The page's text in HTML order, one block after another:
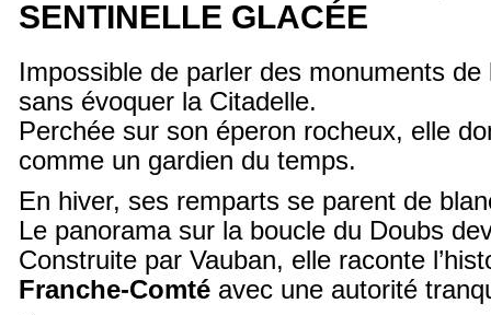
SENTINELLE GLACÉE
Impossible de parler des monuments
sans évoquer la Citadelle.
Perchée sur son éperon rocheux, elle
comme un gardien du temps.
En hiver, ses remparts se parent de
Le panorama sur la boucle du Doubs
Construite par Vauban, elle raconte
Franche-Comté avec une autorité